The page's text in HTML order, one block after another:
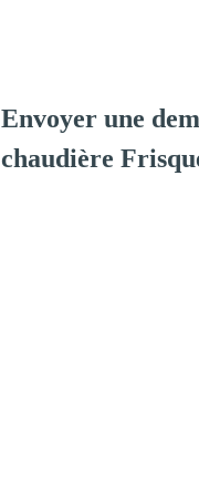
Envoyer une
chaudière